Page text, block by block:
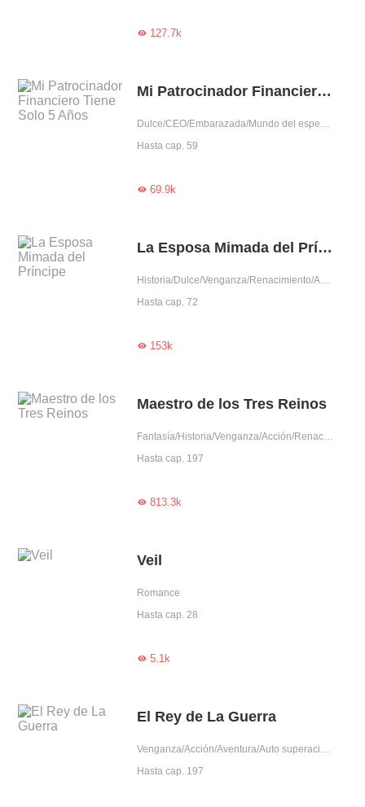
127.7k
Mi Patrocinador Financiero Tiene Solo 5 Años
Dulce/CEO/Embarazada/Mundo del espectáculo/Pérdida de memoria/Aventura de una noche
Hasta cap. 59
69.9k
La Esposa Mimada del Príncipe
Historia/Dulce/Venganza/Renacimiento/Amor tras matrimonio/Príncipe
Hasta cap. 72
153k
Maestro de los Tres Reinos
Fantasía/Historia/Venganza/Acción/Renacimiento/Auto superación
Hasta cap. 197
813.3k
Veil
Romance
Hasta cap. 28
5.1k
El Rey de La Guerra
Venganza/Acción/Aventura/Auto superación/Líder
Hasta cap. 197